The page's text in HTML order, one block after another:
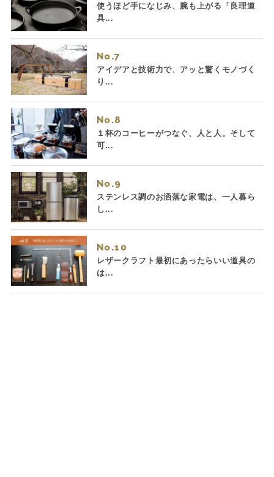
使うほど手になじみ、腕も上がる「良理道
具...
No.
アイデアと技術力で、アッと驚くモノづく
り...
No.
１杯のコーヒーがつなぐ、人と人。そして
可...
No.
ステンレス調のお洒落な家電は、一人暮ら
し...
No.
レザークラフト最初にあったらいい道具の
は...